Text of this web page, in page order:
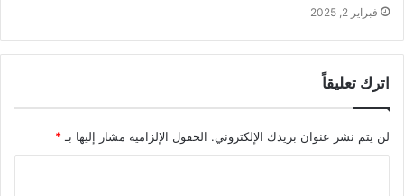
فبراير 2, 2025
اترك تعليقاً
لن يتم نشر عنوان بريدك الإلكتروني. الحقول الإلزامية مشار إليها بـ*